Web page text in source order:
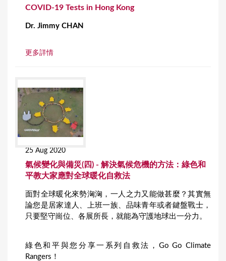
COVID-19 Tests in Hong Kong
Dr. Jimmy CHAN
更多詳情
25 Aug 2020
氣候變化與備災(四) - 解決氣候危機的方法：綠色和
平教大家應對全球暖化自救法
面對全球暖化來勢洶洶，一人之力又能做甚麼？其實無
論您是居家達人、上班一族、品味青年或者鍵盤戰士，
只要堅守崗位、各展所長，就能為守護地球出一分力。
綠色和平與您分享一系列自救法，Go Go Climate
Rangers！